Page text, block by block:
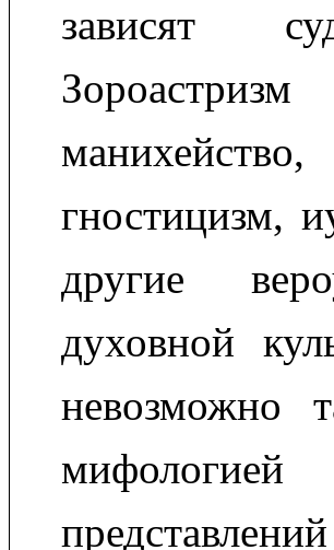
зависят
гностицизм,
другие
духовной
невозможно